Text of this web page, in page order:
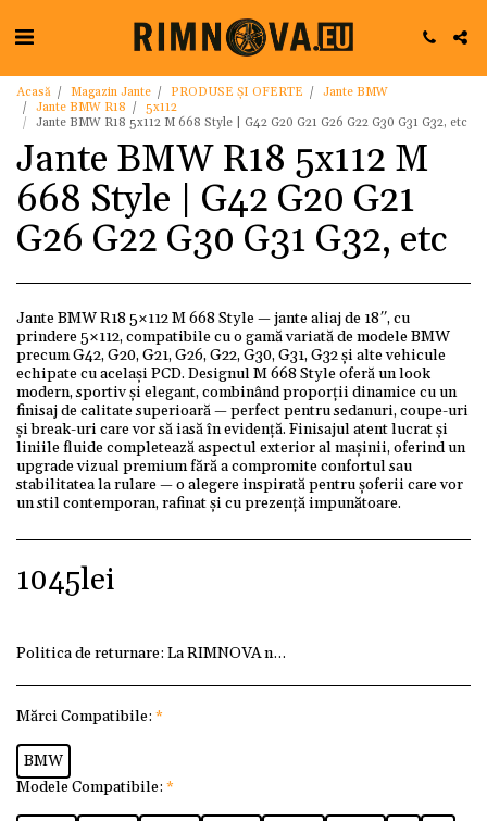
Acasă Magazin Jante PRODUSE ȘI OFERTE
Jante BMW
Jante BMW R18
5x112
Jante BMW R18 5x112 M 668 Style | G42 G20 G21 G26 G22 G30 G31 G32, etc
Jante BMW R18 5x112 M
668 Style | G42 G20 G21
G26 G22 G30 G31 G32, etc
Jante BMW R18 5×112 M 668 Style — jante aliaj de 18″, cu
prindere 5×112, compatibile cu o gamă variată de modele BMW
precum G42, G20, G21, G26, G22, G30, G31, G32 și alte vehicule
echipate cu același PCD. Designul M 668 Style oferă un look
modern, sportiv și elegant, combinând proporții dinamice cu un
finisaj de calitate superioară — perfect pentru sedanuri, coupe-uri
și break-uri care vor să iasă în evidență. Finisajul atent lucrat și
liniile fluide completează aspectul exterior al mașinii, oferind un
upgrade vizual premium fără a compromite confortul sau
stabilitatea la rulare — o alegere inspirată pentru șoferii care vor
un stil contemporan, rafinat și cu prezență impunătoare.
1045lei
Politica de returnare: La RIMNOVA ne dorim ca fiecare
Mărci Compatibile: *
BMW
Modele Compatibile: *